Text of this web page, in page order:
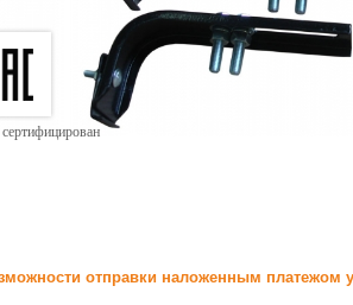
сертифицирован
отправки наложенным платежом